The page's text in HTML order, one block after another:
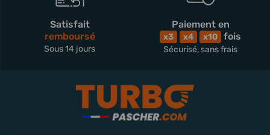
Satisfait
remboursé
Sous 14 jours
Paiement en
x3 x4 x10 fois
Sécurisé, sans frais